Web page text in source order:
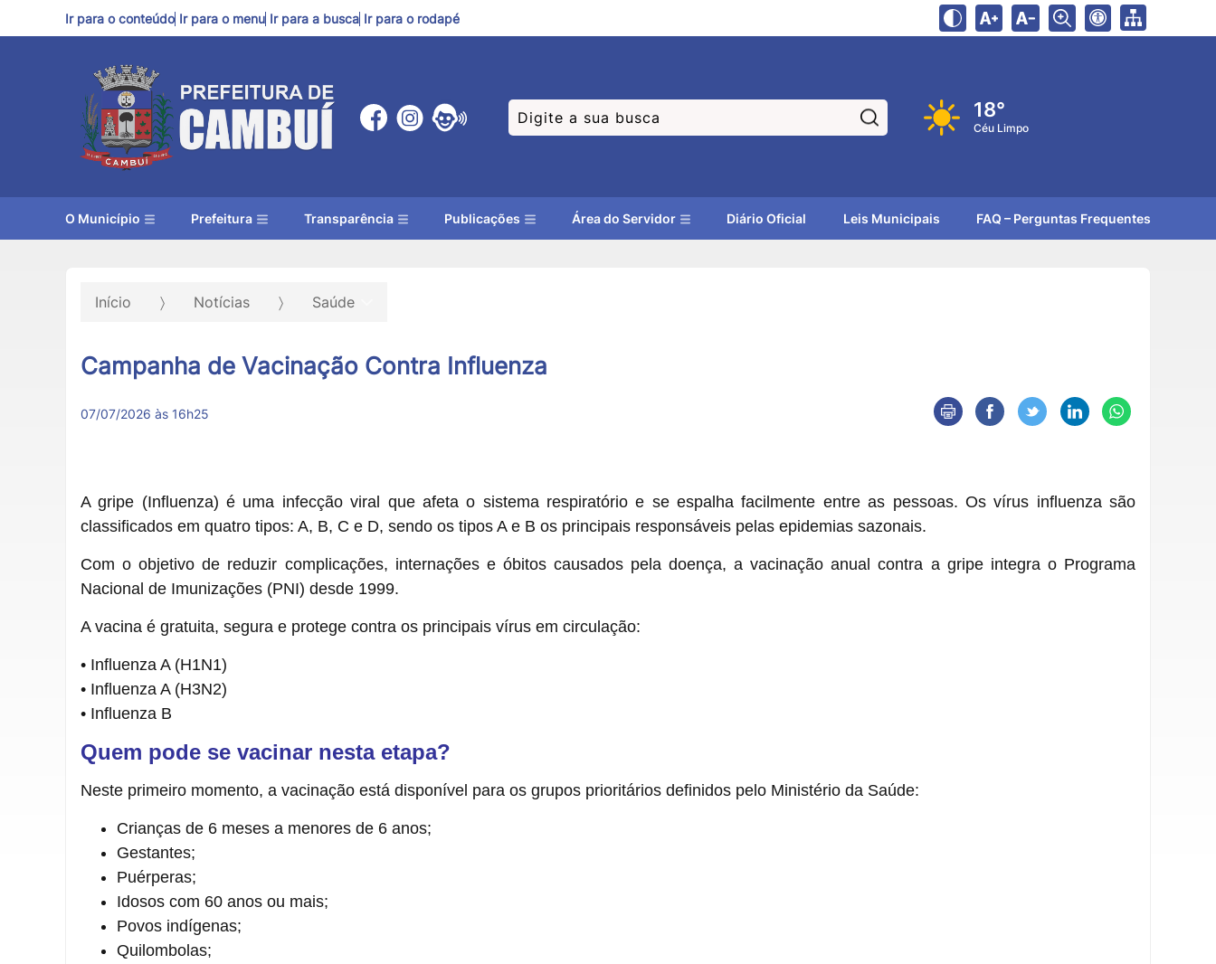
Ir para o conteúdo Ir para o menu Ir para a busca Ir para o rodapé
Pesquisar: 18°
Céu Limpo
O Município Prefeitura Transparência Publicações Área do Servidor Diário Oficial Leis Municipais FAQ – Perguntas Frequentes
Início Notícias Saúde
Campanha de Vacinação Contra Influenza
07/07/2026 às 16h25
A gripe (Influenza) é uma infecção viral que afeta o sistema respiratório e se espalha facilmente entre as pessoas. Os vírus influenza são
classificados em quatro tipos: A, B, C e D, sendo os tipos A e B os principais responsáveis pelas epidemias sazonais.
Com o objetivo de reduzir complicações, internações e óbitos causados pela doença, a vacinação anual contra a gripe integra o Programa
Nacional de Imunizações (PNI) desde 1999.
A vacina é gratuita, segura e protege contra os principais vírus em circulação:
• Influenza A (H1N1)
• Influenza A (H3N2)
• Influenza B
Quem pode se vacinar nesta etapa?
Neste primeiro momento, a vacinação está disponível para os grupos prioritários definidos pelo Ministério da Saúde:
Crianças de 6 meses a menores de 6 anos;
Gestantes;
Puérperas;
Idosos com 60 anos ou mais;
Povos indígenas;
Quilombolas;